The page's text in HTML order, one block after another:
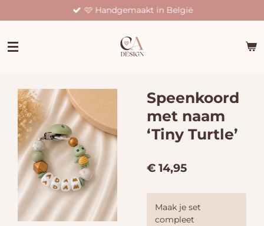
direct
de
🩷 Handgemaakt in België
Speenkoord
met naam
‘Tiny Turtle’
€ 14,95
Maak je set
compleet